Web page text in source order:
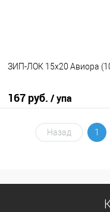
ЗИП-ЛОК 15х20 Авиора
167 руб. / упа
Назад 1